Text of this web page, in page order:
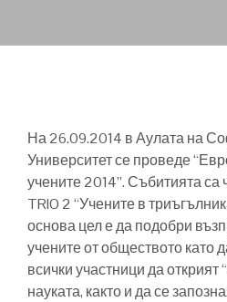
На 26.09.2014 в Аулата на
Университет се проведе
учените 2014”. Събитията са
TRIO 2 “Учените в
основа цел е да подобри
учените от обществото като
всички участници да открият
науката, както и да се